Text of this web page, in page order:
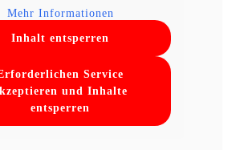
Mehr Informationen
Inhalt entsperren
Service
und Inhalte
entsperren